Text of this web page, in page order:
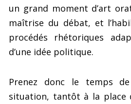
un grand moment d’art
maîtrise du débat, et
procédés rhétoriques
d’une idée politique.
Prenez donc le temps
situation, tantôt à la place